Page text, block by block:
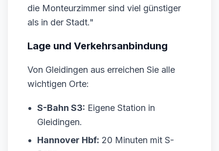
die Monteurzimmer sind viel günstiger
als in der Stadt."
Lage und Verkehrsanbindung
Von Gleidingen aus erreichen Sie alle
wichtigen Orte:
S-Bahn S3: Eigene Station in
Gleidingen.
Hannover Hbf: 20 Minuten mit S-